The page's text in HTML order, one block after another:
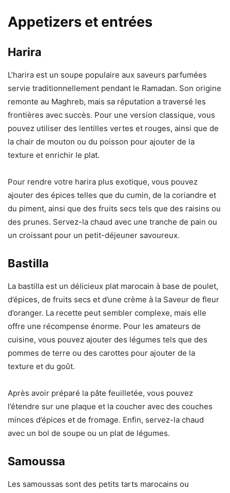
Appetizers et entrées
Harira
L’harira est un soupe populaire aux saveurs parfumées
servie traditionnellement pendant le Ramadan. Son origine
remonte au Maghreb, mais sa réputation a traversé les
frontières avec succès. Pour une version classique, vous
pouvez utiliser des lentilles vertes et rouges, ainsi que de
la chair de mouton ou du poisson pour ajouter de la
texture et enrichir le plat.
Pour rendre votre harira plus exotique, vous pouvez
ajouter des épices telles que du cumin, de la coriandre et
du piment, ainsi que des fruits secs tels que des raisins ou
des prunes. Servez-la chaud avec une tranche de pain ou
un croissant pour un petit-déjeuner savoureux.
Bastilla
La bastilla est un délicieux plat marocain à base de poulet,
d’épices, de fruits secs et d’une crème à la Saveur de fleur
d’oranger. La recette peut sembler complexe, mais elle
offre une récompense énorme. Pour les amateurs de
cuisine, vous pouvez ajouter des légumes tels que des
pommes de terre ou des carottes pour ajouter de la
texture et du goût.
Après avoir préparé la pâte feuilletée, vous pouvez
l’étendre sur une plaque et la coucher avec des couches
minces d’épices et de fromage. Enfin, servez-la chaud
avec un bol de soupe ou un plat de légumes.
Samoussa
Les samoussas sont des petits tarts marocains ou